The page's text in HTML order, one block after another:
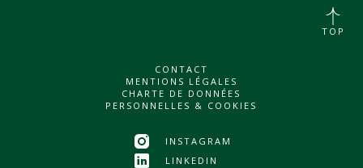
CONTACT
MENTIONS LÉGALES
CHARTE DE DONNÉES
PERSONNELLES & COOKIES
INSTAGRAM
LINKEDIN
TOP